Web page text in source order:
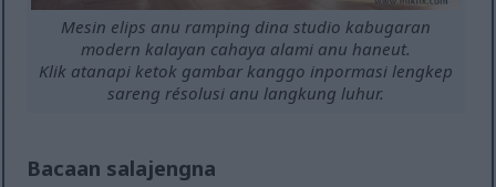
Mesin elips anu ramping dina studio kabugaran
modern kalayan cahaya alami anu haneut.
Klik atanapi ketok gambar kanggo inpormasi lengkep
sareng résolusi anu langkung luhur.
Bacaan salajengna